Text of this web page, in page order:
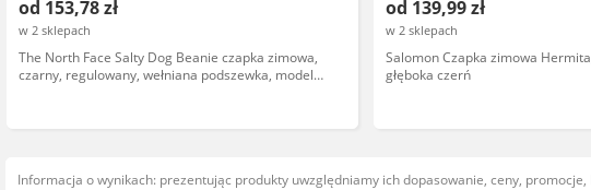
od 153,78 zł
w 2 sklepach
The North Face Salty Dog Beanie czapka zimowa,
czarny, regulowany, wełniana podszewka, model
od 139,99 zł
w 2 sklepach
Salomon Czapka zimowa
głęboka czerń
Informacja o wynikach: prezentując produkty uwzględniamy ich dopasowanie, ceny,